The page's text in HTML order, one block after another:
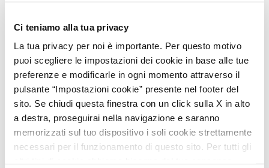
Ci teniamo alla tua privacy
La tua privacy per noi è importante. Per questo motivo
puoi scegliere le impostazioni dei cookie in base alle tue
preferenze e modificarle in ogni momento attraverso il
pulsante “Impostazioni cookie” presente nel footer del
sito. Se chiudi questa finestra con un click sulla X in alto
a destra, proseguirai nella navigazione e saranno
memorizzati sul tuo dispositivo i soli cookie strettamente
necessari per il funzionamento di questo sito. Per tutti gli
sottile e versare l’impasto, livellare,
quindi rimboccare il bordo, tagliarlo a
becchi.
Infornare a 180° per circa 40/50 minuti.